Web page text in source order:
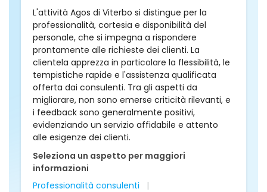
L'attività Agos di Viterbo si distingue per la
professionalità, cortesia e disponibilità del
personale, che si impegna a rispondere
prontamente alle richieste dei clienti. La
clientela apprezza in particolare la flessibilità, le
tempistiche rapide e l'assistenza qualificata
offerta dai consulenti. Tra gli aspetti da
migliorare, non sono emerse criticità rilevanti, e
i feedback sono generalmente positivi,
evidenziando un servizio affidabile e attento
alle esigenze dei clienti.
Seleziona un aspetto per maggiori
informazioni
Professionalità consulenti